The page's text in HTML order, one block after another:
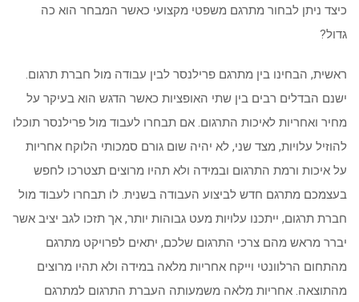
כיצד ניתן לבחור מתרגם משפטי מקצועי כאשר המבחר הוא כה
גדול?
ראשית, הבחינו בין מתרגם פרילנסר לבין עבודה מול חברת תרגום.
ישנם הבדלים רבים בין שתי האופציות כאשר הדגש הוא בעיקר על
מחיר ואחריות לאיכות התרגום. אם תבחרו לעבוד מול פרילנסר תוכלו
להוזיל עלויות, מצד שני, לא יהיה שום גורם סמכותי הלוקח אחריות
על איכות ורמת התרגום ובמידה ולא תהיו מרוצים תצטרכו לחפש
בעצמכם מתרגם חדש לביצוע העבודה בשנית. לו תבחרו לעבוד מול
חברת תרגום, ייתכנו עלויות מעט גבוהות יותר, אך תזכו לגב יציב אשר
יברר מראש מהם צרכי התרגום שלכם, יתאים לפרויקט מתרגם
מהתחום הרלוונטי וייקח אחריות מלאה במידה ולא תהיו מרוצים
מהתוצאה. אחריות מלאה משמעותה העברת התרגום למתרגם